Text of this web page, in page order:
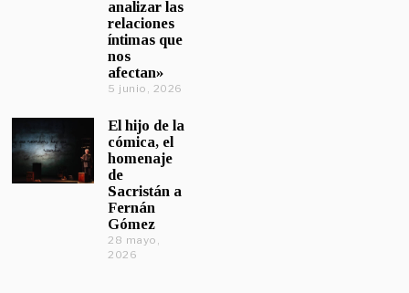
analizar las
relaciones
íntimas que
nos
afectan»
5 junio, 2026
El hijo de la
cómica, el
homenaje
de
Sacristán a
Fernán
Gómez
28 mayo,
2026